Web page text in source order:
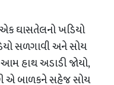
ઘાસતેલનો ખડિયો
સળગાવી અને સોય
હાથ અડાડી જોયો,
એ બાળકને સહેજ સોય